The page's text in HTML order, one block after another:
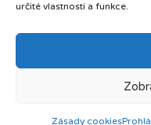
určité vlastnosti a funkce.
Zásady cookies